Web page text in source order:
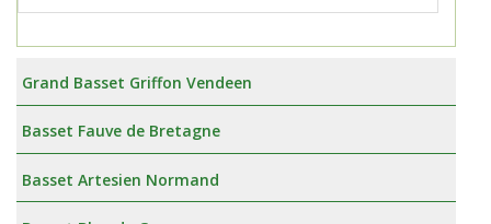
Grand Basset Griffon Vendeen
Basset Fauve de Bretagne
Basset Artesien Normand